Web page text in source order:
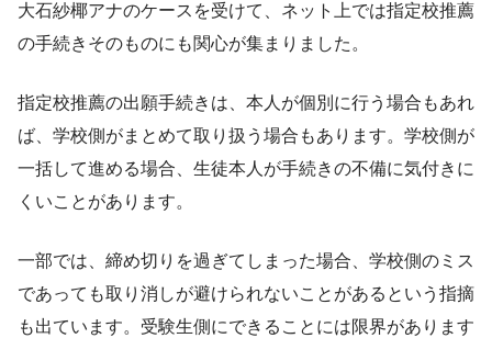
大石紗椰アナのケースを受けて、ネット上では指定校推薦
の手続きそのものにも関心が集まりました。
指定校推薦の出願手続きは、本人が個別に行う場合もあれ
ば、学校側がまとめて取り扱う場合もあります。学校側が
一括して進める場合、生徒本人が手続きの不備に気付きに
くいことがあります。
一部では、締め切りを過ぎてしまった場合、学校側のミス
であっても取り消しが避けられないことがあるという指摘
も出ています。受験生側にできることには限界があります